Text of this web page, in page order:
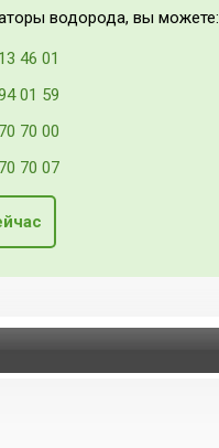
водорода, вы можете:
46 01
01 59
70 00
70 07